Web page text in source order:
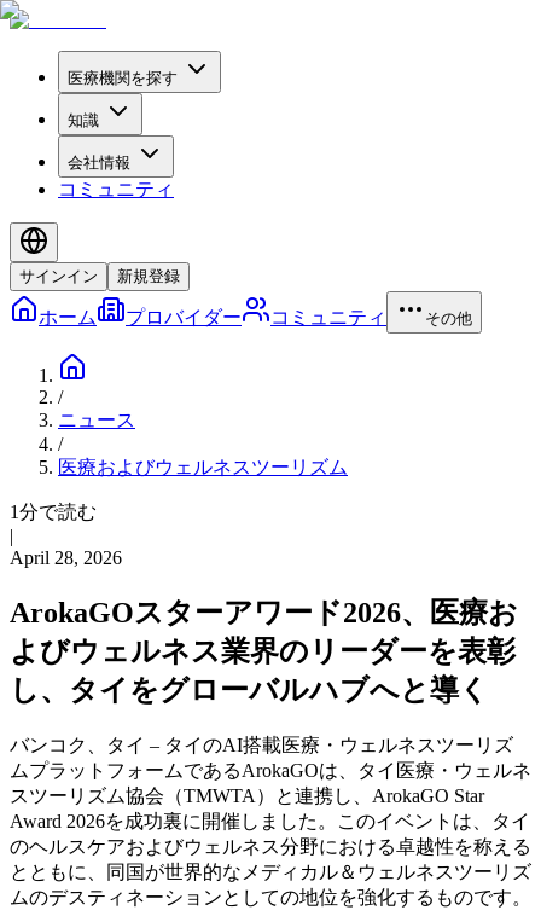
医療機関を探す
知識
会社情報
コミュニティ
サインイン 新規登録
ホーム プロバイダー コミュニティ その他
/
ニュース
/
医療およびウェルネスツーリズム
1分で読む
|
April 28, 2026
ArokaGOスターアワード2026、医療お
よびウェルネス業界のリーダーを表彰
し、タイをグローバルハブへと導く
バンコク、タイ – タイのAI搭載医療・ウェルネスツーリズ
ムプラットフォームであるArokaGOは、タイ医療・ウェルネ
スツーリズム協会（TMWTA）と連携し、ArokaGO Star
Award 2026を成功裏に開催しました。このイベントは、タイ
のヘルスケアおよびウェルネス分野における卓越性を称える
とともに、同国が世界的なメディカル＆ウェルネスツーリズ
ムのデスティネーションとしての地位を強化するものです。